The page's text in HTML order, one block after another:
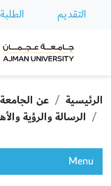
التقديم الطلبة
University
الرئيسية عن الجامعة
الرسالة والرؤية
Menu